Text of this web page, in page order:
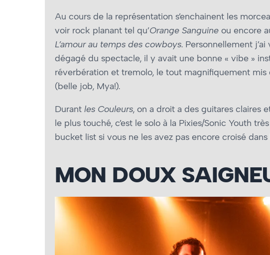
Au cours de la représentation s’enchainent les
voir rock planant tel qu’Orange Sanguine ou encore
L’amour au temps des cowboys. Personnellement
dégagé du spectacle, il y avait une bonne « vibe »
réverbération et tremolo, le tout magnifiquement mis
(belle job, Mya!).
Durant les Couleurs, on a droit a des guitares claires
le plus touché, c’est le solo à la Pixies/Sonic Youth
bucket list si vous ne les avez pas encore croisé dans
MON DOUX